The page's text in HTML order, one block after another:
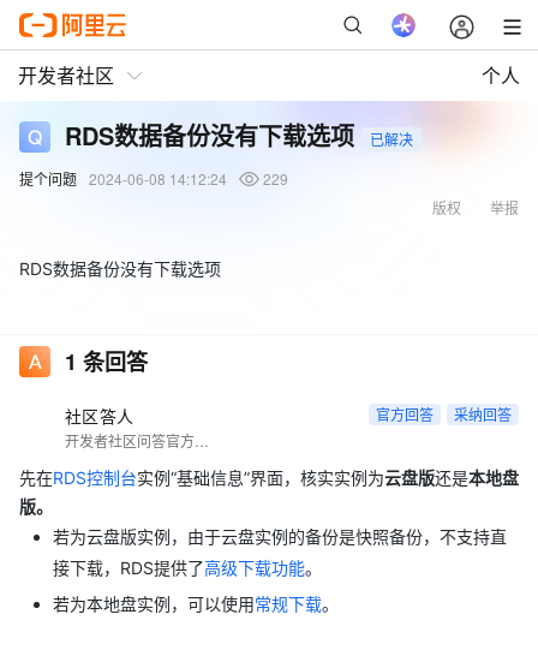
开发者社区 个人
RDS数据备份没有下载选项
已解决
提个问题 2024-06-08 14:12:24
229
举报
版权
RDS数据备份没有下载选项
1 条回答
社区答人 官方回答 采纳回答
先在RDS控制台实例“基础信息”界面，核实实例为云盘版还是本地盘
版。
若为云盘版实例，由于云盘实例的备份是快照备份，不支持直
接下载，RDS提供了高级下载功能。
若为本地盘实例，可以使用常规下载。